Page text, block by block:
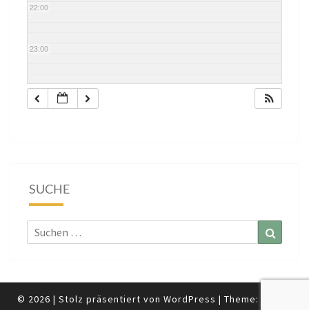
22:00
23:00
SUCHE
Suchen
nach:
© 2026 | Stolz präsentiert von WordPress | Theme: